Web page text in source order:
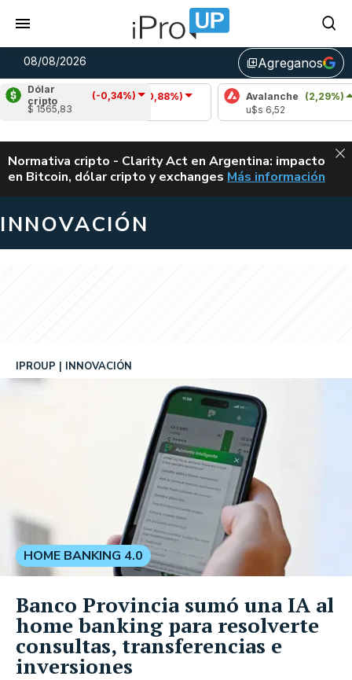
08/08/2026 library_addAgreganos
Dólar
cripto
(-0,34%)
$ 1565,83
Cardano (-0,88%)
u$s 0,20
Avalanche (2,29%)
u$s 6,52
ALERTA
Normativa cripto - Clarity Act en Argentina: impacto
en Bitcoin, dólar cripto y exchanges CLARITY ACT EN
Más información
INNOVACIÓN
IPROUP INNOVACIÓN
HOME BANKING 4.0
Banco Provincia sumó una IA al
home banking para resolverte
consultas, transferencias e
inversiones